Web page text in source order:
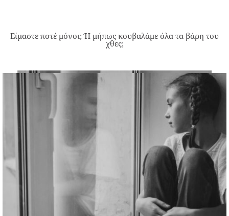
Είμαστε ποτέ μόνοι; Ή μήπως κουβαλάμε όλα τα βάρη του
χθες;